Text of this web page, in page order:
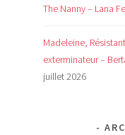
The Nanny – Lana
Madeleine,
exterminateur –
juillet 2026